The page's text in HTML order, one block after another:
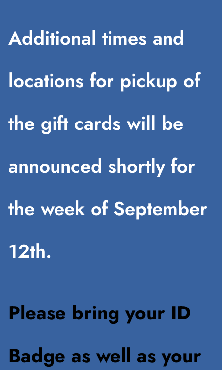
Additional times and
locations for pickup of
the gift cards will be
announced shortly for
the week of September
12th.
Please bring your ID
Badge as well as your